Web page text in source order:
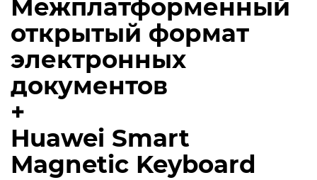
Межплатформенный
открытый формат
электронных
документов
+
Huawei Smart
Magnetic Keyboard